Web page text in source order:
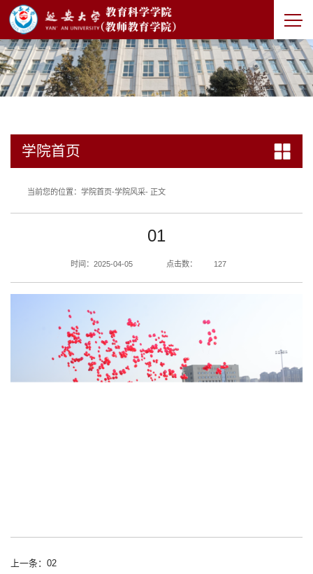
学院首页
当前您的位置： 学院首页-学院风采- 正文
01
时间：2025-04-05 点击数： 127
上一条：02